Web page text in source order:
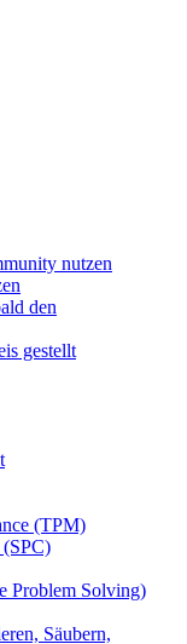
nutzen
den
gestellt
(TPM)
(SPC)
Problem Solving)
Säubern,